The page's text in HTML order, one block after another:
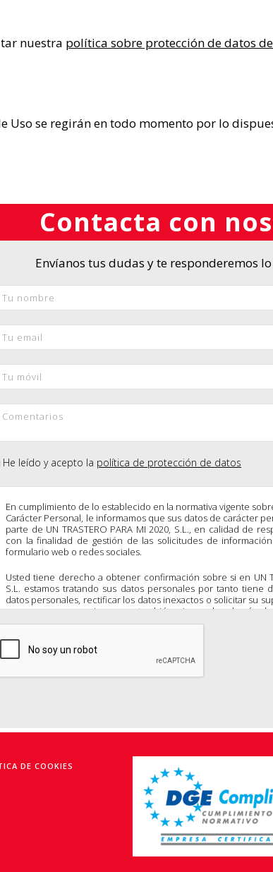
nuestra política sobre protección de datos
Uso se regirán en todo momento por lo
Contacta con
Envíanos tus dudas y te responderemos
He leído y acepto la política de protección de datos
En cumplimiento de lo establecido en la normativa vigente
Carácter Personal, le informamos que sus datos de carácter
parte de UN TRASTERO PARA MI 2020, S.L., en calidad de
con la finalidad de gestión de las solicitudes de
formulario web o redes sociales.
Usted tiene derecho a obtener confirmación sobre si en UN
S.L. estamos tratando sus datos personales por tanto tiene
datos personales, rectificar los datos inexactos o solicitar su
ya no sean necesarios como también ejercer los demás
normativa de la forma que se explica en la información
los derechos mencionados en los términos establecidos
solicitar nuestra política de protección de datos
info@untrasteroparami.com
DE COOKIES